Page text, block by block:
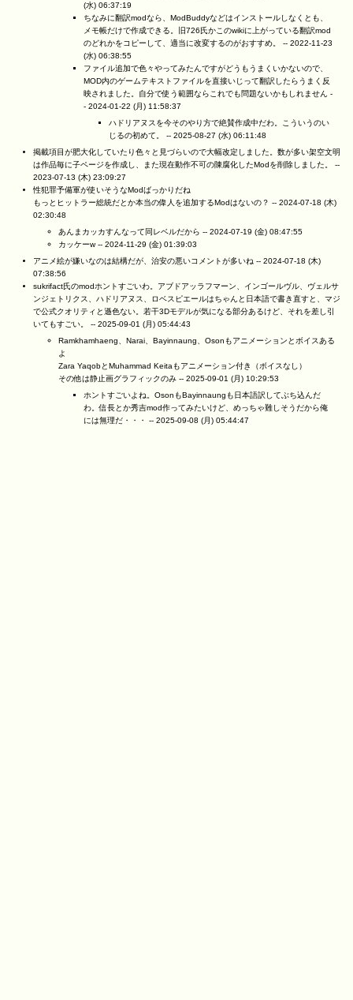
(水) 06:37:19
ちなみに翻訳modなら、ModBuddyなどはインストールしなくとも、
メモ帳だけで作成できる。旧726氏かこのwikiに上がっている翻訳mod
のどれかをコピーして、適当に改変するのがおすすめ。 -- 2022-11-23
(水) 06:38:55
ファイル追加で色々やってみたんですがどうもうまくいかないので、
MOD内のゲームテキストファイルを直接いじって翻訳したらうまく反
映されました。自分で使う範囲ならこれでも問題ないかもしれません -
- 2024-01-22 (月) 11:58:37
ハドリアヌスを今そのやり方で絶賛作成中だわ。こういうのい
じるの初めて。 -- 2025-08-27 (水) 06:11:48
掲載項目が肥大化していたり色々と見づらいので大幅改定しました。数が多い架空文明
は作品毎に子ページを作成し、また現在動作不可の陳腐化したModを削除しました。 --
2023-07-13 (木) 23:09:27
性犯罪予備軍が使いそうなModばっかりだね
もっとヒットラー総統だとか本当の偉人を追加するModはないの？ -- 2024-07-18 (木)
02:30:48
あんまカッカすんなって同レベルだから -- 2024-07-19 (金) 08:47:55
カッケーw -- 2024-11-29 (金) 01:39:03
アニメ絵が嫌いなのは結構だが、治安の悪いコメントが多いね -- 2024-07-18 (木)
07:38:56
sukrifact氏のmodホントすごいわ。アブドアッラフマーン、インゴールヴル、ヴェルサ
ンジェトリクス、ハドリアヌス、ロベスピエールはちゃんと日本語で書き直すと、マジ
で公式クオリティと遜色ない。若干3Dモデルが気になる部分あるけど、それを差し引
いてもすごい。 -- 2025-09-01 (月) 05:44:43
Ramkhamhaeng、Narai、Bayinnaung、Osonもアニメーションとボイスある
よ
Zara YaqobとMuhammad Keitaもアニメーション付き（ボイスなし）
その他は静止画グラフィックのみ -- 2025-09-01 (月) 10:29:53
ホントすごいよね。OsonもBayinnaungも日本語訳してぶち込んだ
わ。信長とか秀吉mod作ってみたいけど、めっちゃ難しそうだから俺
には無理だ・・・ -- 2025-09-08 (月) 05:44:47